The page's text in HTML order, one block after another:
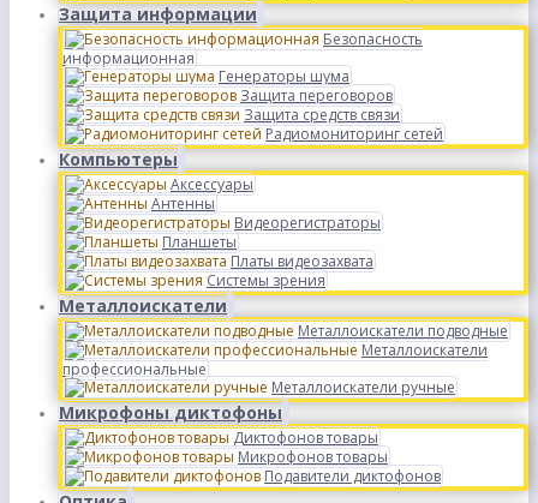
Защита информации
Безопасность
информационная
Генераторы шума
Защита переговоров
Защита средств связи
Радиомониторинг сетей
Компьютеры
Аксессуары
Антенны
Видеорегистраторы
Планшеты
Платы видеозахвата
Системы зрения
Металлоискатели
Металлоискатели подводные
Металлоискатели
профессиональные
Металлоискатели ручные
Микрофоны диктофоны
Диктофонов товары
Микрофонов товары
Подавители диктофонов